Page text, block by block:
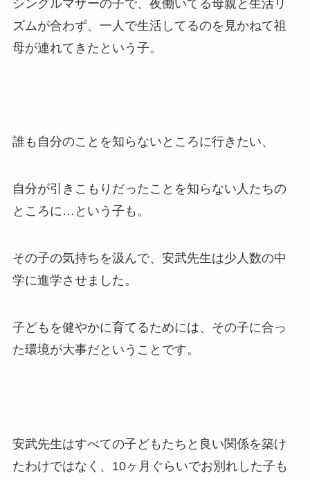
シングルマザーの子で、夜働いてる母親と生活リ
ズムが合わず、一人で生活してるのを見かねて祖
母が連れてきたという子。
誰も自分のことを知らないところに行きたい、
自分が引きこもりだったことを知らない人たちの
ところに…という子も。
その子の気持ちを汲んで、安武先生は少人数の中
学に進学させました。
子どもを健やかに育てるためには、その子に合っ
た環境が大事だということです。
安武先生はすべての子どもたちと良い関係を築け
たわけではなく、10ヶ月ぐらいでお別れした子も